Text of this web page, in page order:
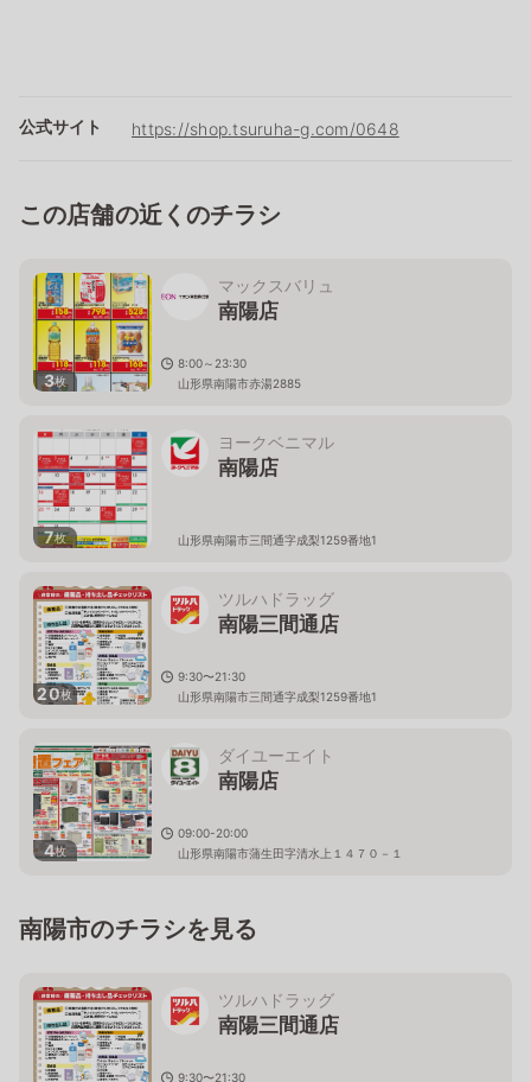
公式サイト https://shop.tsuruha-g.com/0648
この店舗の近くのチラシ
3枚
マックスバリュ
南陽店
8:00～23:30
山形県南陽市赤湯2885
7枚
ヨークベニマル
南陽店
山形県南陽市三間通字成梨1259番地1
20枚
ツルハドラッグ
南陽三間通店
9:30〜21:30
山形県南陽市三間通字成梨1259番地1
4枚
ダイユーエイト
南陽店
09:00-20:00
山形県南陽市蒲生田字清水上１４７０－１
南陽市のチラシを見る
ツルハドラッグ
南陽三間通店
9:30〜21:30